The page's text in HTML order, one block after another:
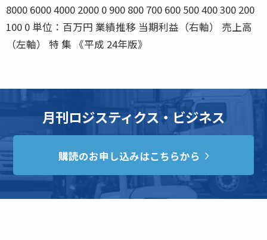
8000 6000 4000 2000 0 900 800 700 600 500 400 300 200
100 0 単位：百万円 業績推移 当期利益（右軸） 売上高
（左軸） 特 集 《平成 24年版》
月刊ロジスティクス・ビジネス
購読のお申し込みはこちらから